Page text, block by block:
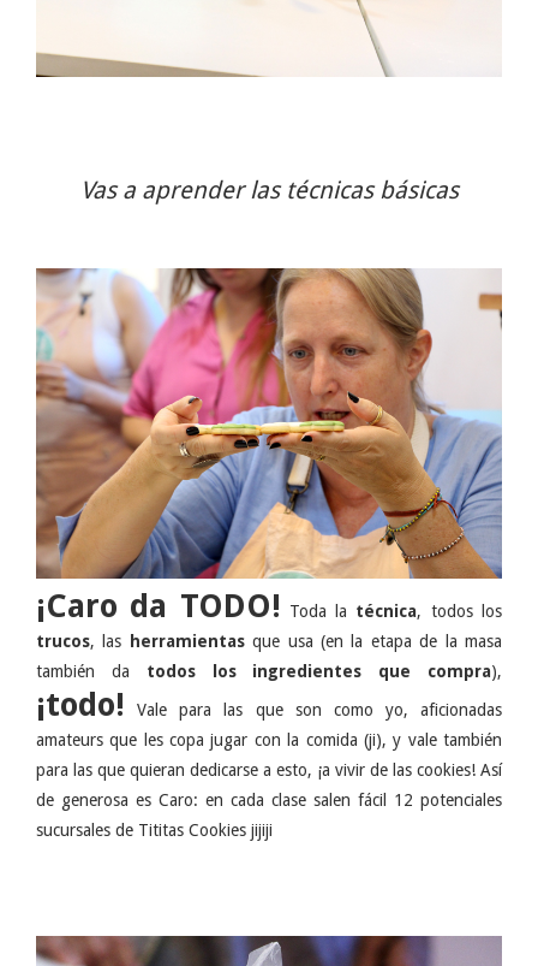
Vas a aprender las técnicas básicas
¡Caro da TODO! Toda la técnica, todos los
trucos, las herramientasque usa (en la etapa de la masa
también da todos los ingredientes que compra),
¡todo!
Vale para las que son como yo, aficionadas
amateurs que les copa jugar con la comida (ji), y vale también
para las que quieran dedicarse a esto, ¡a vivir de las cookies! Así
de generosa es Caro: en cada clase salen fácil 12 potenciales
sucursales de Tititas Cookies jijiji